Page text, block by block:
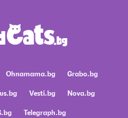
Ohnamama.bg
Grabo.bg
Vesti.bg
Nova.bg
Telegraph.bg